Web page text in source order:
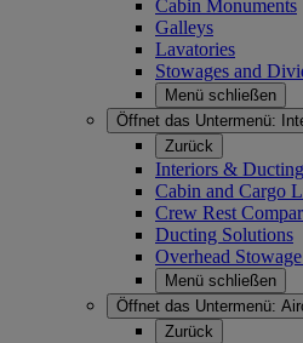
Cabin Monuments
Galleys
Lavatories
Stowages and
Menü schließen
Öffnet das Untermenü:
Zurück
Interiors & Ducting
Cabin and Cargo
Crew Rest
Ducting Solutions
Overhead
Menü schließen
Öffnet das Untermenü:
Zurück